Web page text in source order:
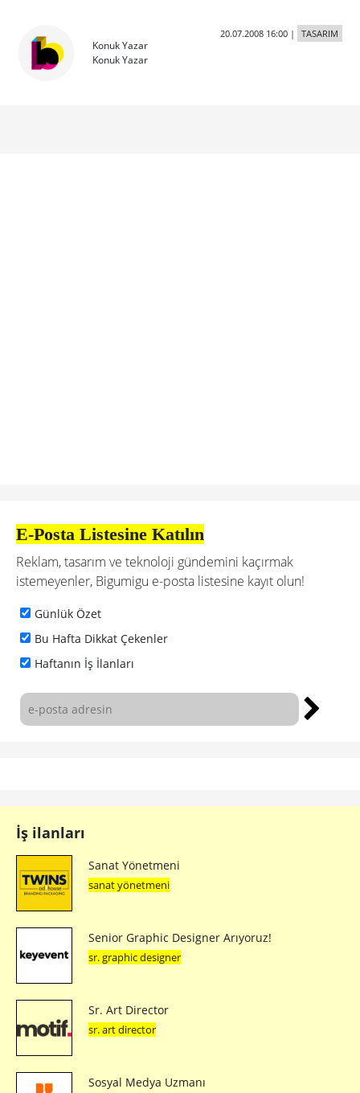
Konuk Yazar
Konuk Yazar
20.07.2008 16:00| TASARIM
E-Posta Listesine Katılın
Reklam, tasarım ve teknoloji gündemini kaçırmak
istemeyenler, Bigumigu e-posta listesine kayıt olun!
Günlük Özet
Bu Hafta Dikkat Çekenler
Haftanın İş İlanları
İş ilanları
Sanat Yönetmeni
sanat yönetmeni
Senior Graphic Designer Arıyoruz!
sr. graphic designer
Sr. Art Director
sr. art director
Sosyal Medya Uzmanı